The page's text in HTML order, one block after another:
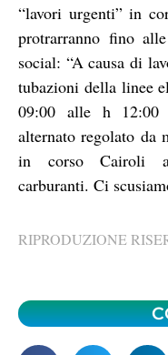
“lavori urgenti” in
protrarranno fino
social: “A causa di
tubazioni della linee
09:00 alle h 12:00
alternato regolato da
in corso Cairoli
carburanti. Ci
RIPRODUZIONE